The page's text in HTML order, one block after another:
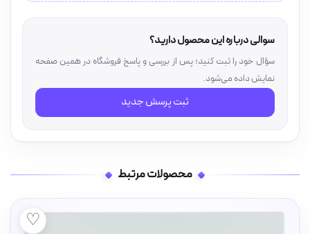
سوالی درباره این محصول دارید؟
سؤال خود را ثبت کنید؛ پس از بررسی و پاسخ فروشگاه در همین صفحه
نمایش داده می‌شود.
ثبت پرسش جدید
محصولات مرتبط
♡